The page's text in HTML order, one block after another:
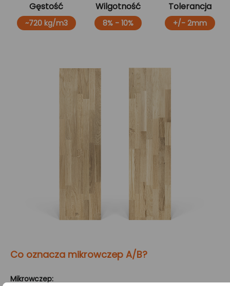
Gęstość
~720 kg/m3
Wilgotność
8% - 10%
Tolerancja
+/- 2mm
Co oznacza mikrowczep A/B?
Mikrowczep: